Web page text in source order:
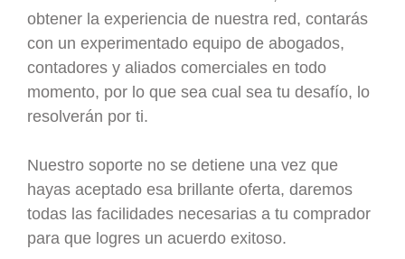
obtener la experiencia de nuestra red, contarás
con un experimentado equipo de abogados,
contadores y aliados comerciales en todo
momento, por lo que sea cual sea tu desafío, lo
resolverán por ti.
Nuestro soporte no se detiene una vez que
hayas aceptado esa brillante oferta, daremos
todas las facilidades necesarias a tu comprador
para que logres un acuerdo exitoso.